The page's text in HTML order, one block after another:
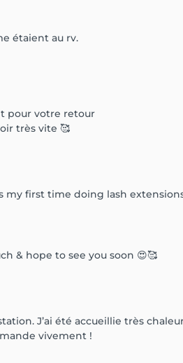
étaient au rv.
pour votre retour
très vite 🥰
my first time doing lash
& hope to see you soon 😍🥰
J’ai été accueillie très
vivement !